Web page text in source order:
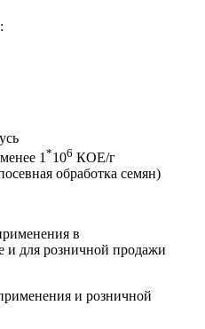
1 *106 КОЕ/г
обработка семян)
в
и для розничной продажи
и розничной